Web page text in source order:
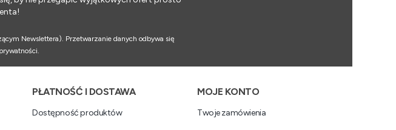
Newslettera). Przetwarzanie danych odbywa się
PŁATNOŚĆ I DOSTAWA
Dostępność produktów
MOJE KONTO
Twoje zamówienia